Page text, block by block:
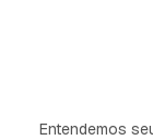
Entendemos